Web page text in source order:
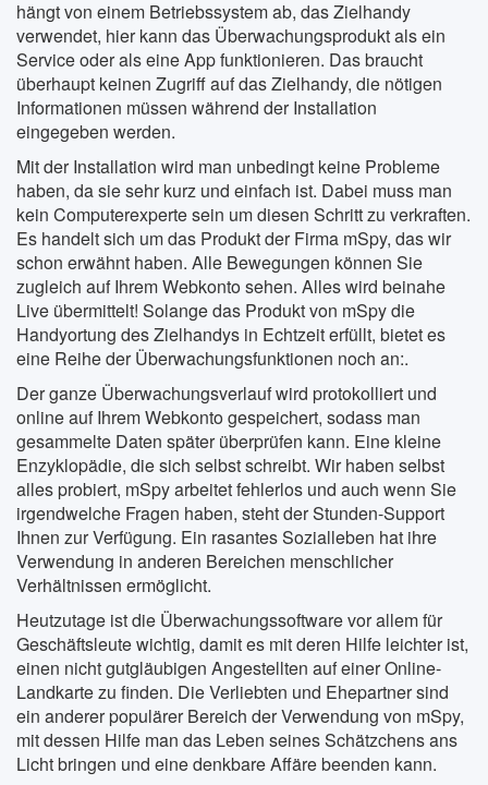
hängt von einem Betriebssystem ab, das Zielhandy
verwendet, hier kann das Überwachungsprodukt als ein
Service oder als eine App funktionieren. Das braucht
überhaupt keinen Zugriff auf das Zielhandy, die nötigen
Informationen müssen während der Installation
eingegeben werden.
Mit der Installation wird man unbedingt keine Probleme
haben, da sie sehr kurz und einfach ist. Dabei muss man
kein Computerexperte sein um diesen Schritt zu verkraften.
Es handelt sich um das Produkt der Firma mSpy, das wir
schon erwähnt haben. Alle Bewegungen können Sie
zugleich auf Ihrem Webkonto sehen. Alles wird beinahe
Live übermittelt! Solange das Produkt von mSpy die
Handyortung des Zielhandys in Echtzeit erfüllt, bietet es
eine Reihe der Überwachungsfunktionen noch an:.
Der ganze Überwachungsverlauf wird protokolliert und
online auf Ihrem Webkonto gespeichert, sodass man
gesammelte Daten später überprüfen kann. Eine kleine
Enzyklopädie, die sich selbst schreibt. Wir haben selbst
alles probiert, mSpy arbeitet fehlerlos und auch wenn Sie
irgendwelche Fragen haben, steht der Stunden-Support
Ihnen zur Verfügung. Ein rasantes Sozialleben hat ihre
Verwendung in anderen Bereichen menschlicher
Verhältnissen ermöglicht.
Heutzutage ist die Überwachungssoftware vor allem für
Geschäftsleute wichtig, damit es mit deren Hilfe leichter ist,
einen nicht gutgläubigen Angestellten auf einer Online-
Landkarte zu finden. Die Verliebten und Ehepartner sind
ein anderer populärer Bereich der Verwendung von mSpy,
mit dessen Hilfe man das Leben seines Schätzchens ans
Licht bringen und eine denkbare Affäre beenden kann.